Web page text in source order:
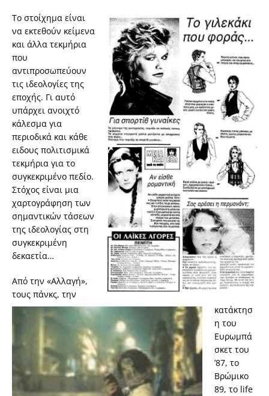
Το στοίχημα είναι
να εκτεθούν κείμενα
και άλλα τεκμήρια
που
αντιπροσωπεύουν
τις ιδεολογίες της
εποχής. Γι αυτό
υπάρχει ανοιχτό
κάλεσμα για
περιοδικά και κάθε
ειδους πολιτισμικά
τεκμήρια για το
συγκεκριμένο πεδίο.
Στόχος είναι μια
χαρτογράφηση των
σημαντικών τάσεων
της ιδεολογίας στη
συγκεκριμένη
δεκαετία…
Από την «Αλλαγή»,
τους πάνκς, την
κατάκτησ
η του
Ευρωμπά
σκετ του
’87, το
Βρώμικο
89, το life